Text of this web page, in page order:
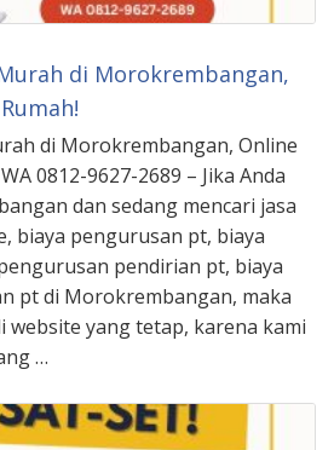
di Morokrembangan,
di Morokrembangan, Online
0812-9627-2689 – Jika Anda
dan sedang mencari jasa
biaya pengurusan pt, biaya
pendirian pt, biaya
pt di Morokrembangan, maka
website yang tetap, karena kami
…